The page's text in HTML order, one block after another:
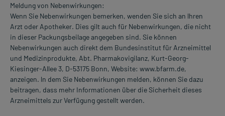
Meldung von Nebenwirkungen:
Wenn Sie Nebenwirkungen bemerken, wenden Sie sich an lhren
Arzt oder Apotheker. Dies gilt auch für Nebenwirkungen, die nicht
in dieser Packungsbeilage angegeben sind. Sie können
Nebenwirkungen auch direkt dem Bundesinstitut für Arzneimittel
und Medizinprodukte, Abt. Pharmakovigilanz, Kurt-Georg-
Kiesinger-Allee 3, D-53175 Bonn, Website: www.bfarm.de,
anzeigen. ln dem Sie Nebenwirkungen melden, können Sie dazu
beitragen, dass mehr Informationen über die Sicherheit dieses
Arzneimittels zur Verfügung gestellt werden.